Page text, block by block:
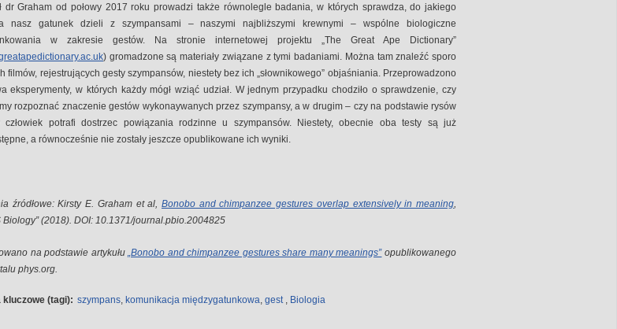
dr Graham od połowy 2017 roku prowadzi także równolegle badania, w których sprawdza, do jakiego
nasz gatunek dzieli z szympansami – naszymi najbliższymi krewnymi – wspólne biologiczne
w zakresie gestów. Na stronie internetowej projektu „The Great Ape Dictionary”
) gromadzone są materiały związane z tymi badaniami. Można tam znaleźć sporo
filmów, rejestrujących gesty szympansów, niestety bez ich „słownikowego” objaśniania. Przeprowadzono
eksperymenty, w których każdy mógł wziąć udział. W jednym przypadku chodziło o sprawdzenie, czy
rozpoznać znaczenie gestów wykonaywanych przez szympansy, a w drugim – czy na podstawie rysów
człowiek potrafi dostrzec powiązania rodzinne u szympansów. Niestety, obecnie oba testy są już
a równocześnie nie zostały jeszcze opublikowane ich wyniki.
źródłowe: Kirsty E. Graham et al, Bonobo and chimpanzee gestures overlap extensively in meaning
Biology” (2018). DOI: 10.1371/journal.pbio.2004825
na podstawie artykułu „Bonobo and chimpanzee gestures share many meanings”opublikowanego
phys.org.
kluczowe (tagi): szympans komunikacja międzygatunkowa gest Biologia